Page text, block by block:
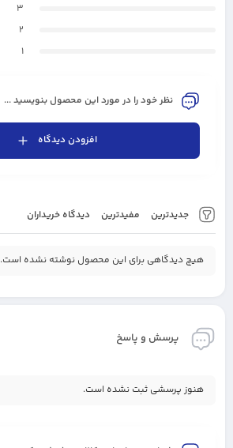
جدیدترین مفیدترین دیدگاه خریداران
هیچ دیدگاهی برای این محصول نوشته نشده است.
3
2
1
نظر خود را در مورد این محصول بنویسید ...
افزودن دیدگاه
پرسش و پاسخ
هنوز پرسشی ثبت نشده است.